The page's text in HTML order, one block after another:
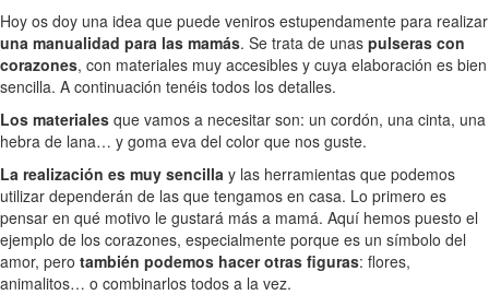
Hoy os doy una idea que puede veniros estupendamente para realizar
una manualidad para las mamás. Se trata de unas pulseras con
corazones, con materiales muy accesibles y cuya elaboración es bien
sencilla. A continuación tenéis todos los detalles.
Los materiales que vamos a necesitar son: un cordón, una cinta, una
hebra de lana… y goma eva del color que nos guste.
La realización es muy sencilla y las herramientas que podemos
utilizar dependerán de las que tengamos en casa. Lo primero es
pensar en qué motivo le gustará más a mamá. Aquí hemos puesto el
ejemplo de los corazones, especialmente porque es un símbolo del
amor, pero también podemos hacer otras figuras: flores,
animalitos… o combinarlos todos a la vez.